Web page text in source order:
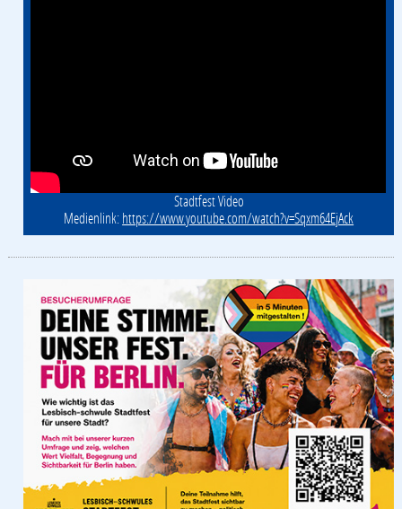
Stadtfest Video
Medienlink: https://www.youtube.com/watch?v=Sqxm64EjAck